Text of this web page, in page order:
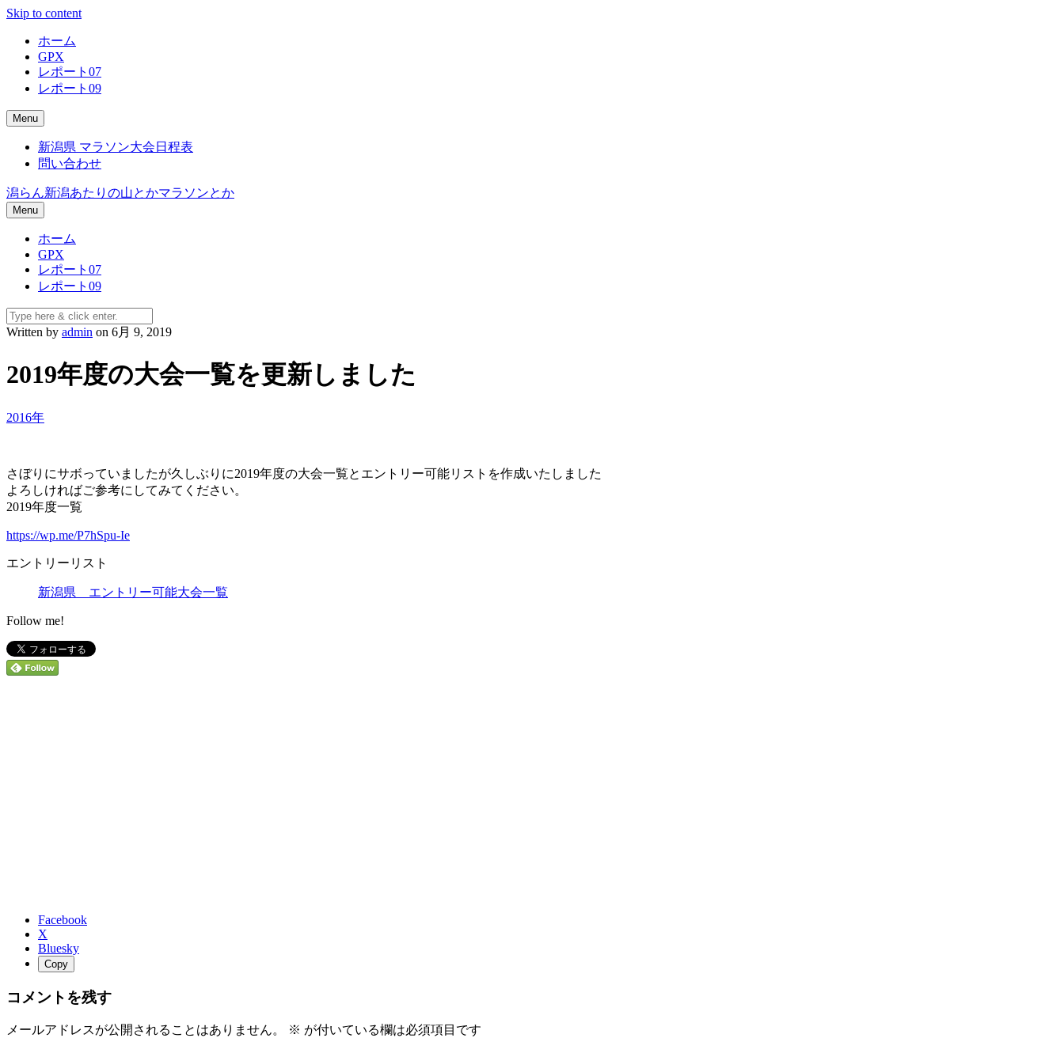
Skip to content
ホーム
GPX
レポート07
レポート09
Menu
新潟県 マラソン大会日程表
問い合わせ
潟らん新潟あたりの山とかマラソンとか
Menu
ホーム
GPX
レポート07
レポート09
Written by admin on 6月 9, 2019
2019年度の大会一覧を更新しました
2016年
さぼりにサボっていましたが久しぶりに2019年度の大会一覧とエントリー可能リストを作成いたしました
よろしければご参考にしてみてください。
2019年度一覧
https://wp.me/P7hSpu-Ie
エントリーリスト
新潟県 エントリー可能大会一覧
Follow me!
Facebook
X
Bluesky
Copy
コメントを残す
メールアドレスが公開されることはありません。 ※ が付いている欄は必須項目です